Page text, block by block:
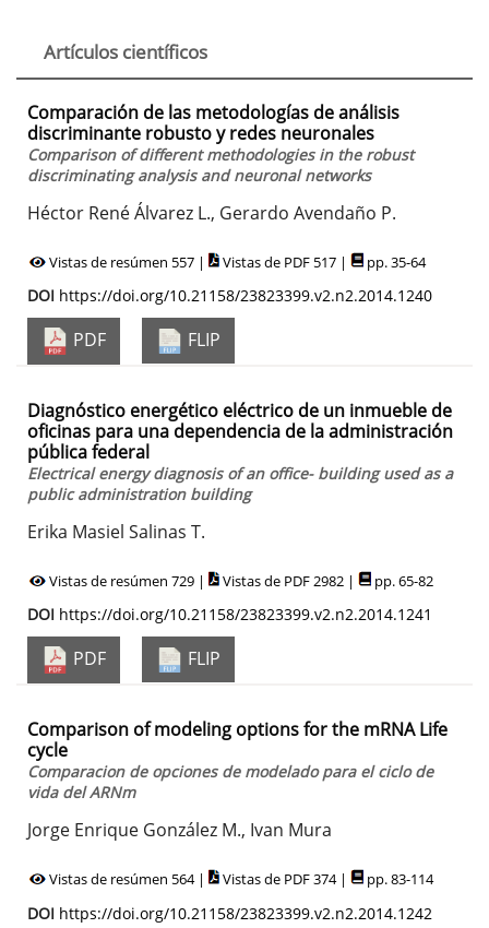
Artículos científicos
Comparación de las metodologías de análisis
discriminante robusto y redes neuronales
Comparison of different methodologies in the robust
discriminating analysis and neuronal networks
Héctor René Álvarez L., Gerardo Avendaño P.
Vistas de resúmen 557 | Vistas de PDF 517 | pp. 35-64
DOI https://doi.org/10.21158/23823399.v2.n2.2014.1240
PDF FLIP
Diagnóstico energético eléctrico de un inmueble de
oficinas para una dependencia de la administración
pública federal
Electrical energy diagnosis of an office- building used as a
public administration building
Erika Masiel Salinas T.
Vistas de resúmen 729 | Vistas de PDF 2982 | pp. 65-82
DOI https://doi.org/10.21158/23823399.v2.n2.2014.1241
PDF FLIP
Comparison of modeling options for the mRNA Life
cycle
Comparacion de opciones de modelado para el ciclo de
vida del ARNm
Jorge Enrique González M., Ivan Mura
Vistas de resúmen 564 | Vistas de PDF 374 | pp. 83-114
DOI https://doi.org/10.21158/23823399.v2.n2.2014.1242